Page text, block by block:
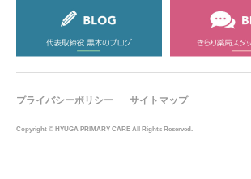
プライバシーポリシー サイトマップ
Copyright © HYUGA PRIMARY CARE All Rights Reserved.